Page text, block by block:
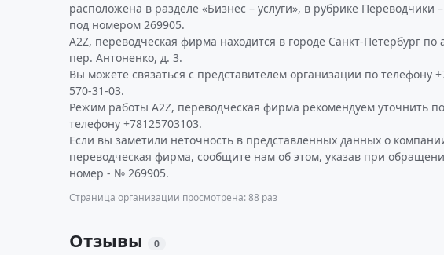
расположена в разделе «Бизнес – услуги», в рубрике Переводчики –
под номером 269905.
A2Z, переводческая фирма находится в городе Санкт-Петербург по
пер. Антоненко, д. 3.
Вы можете связаться с представителем организации по телефону
570-31-03.
Режим работы A2Z, переводческая фирма рекомендуем уточнить по
телефону +78125703103.
Если вы заметили неточность в представленных данных о
переводческая фирма, сообщите нам об этом, указав при
номер - № 269905.
Страница организации просмотрена: 88 раз
Отзывы 0